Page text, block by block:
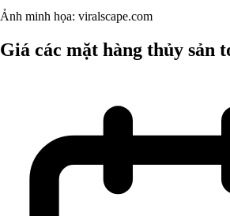
Ảnh minh họa: viralscape.com
Giá các mặt hàng thủy sản